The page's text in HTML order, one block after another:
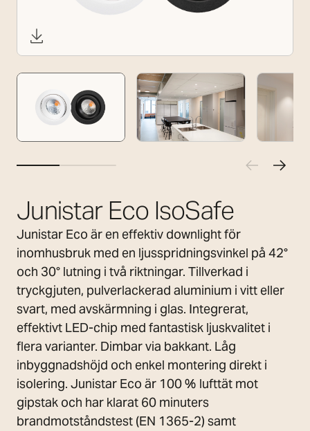
Junistar Eco IsoSafe
Junistar Eco är en effektiv downlight för
inomhusbruk med en ljusspridningsvinkel på 42°
och 30° lutning i två riktningar. Tillverkad i
tryckgjuten, pulverlackerad aluminium i vitt eller
svart, med avskärmning i glas. Integrerat,
effektivt LED-chip med fantastisk ljuskvalitet i
flera varianter. Dimbar via bakkant. Låg
inbyggnadshöjd och enkel montering direkt i
isolering. Junistar Eco är 100 % lufttät mot
gipstak och har klarat 60 minuters
brandmotståndstest (EN 1365-2) samt